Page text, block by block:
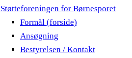
Støtteforeningen for Børnesporet
Formål (forside)
Ansøgning
Bestyrelsen / Kontakt